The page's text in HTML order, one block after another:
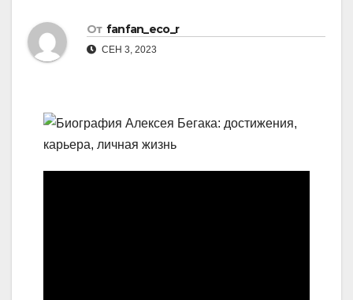
От fanfan_eco_r
СЕН 3, 2023